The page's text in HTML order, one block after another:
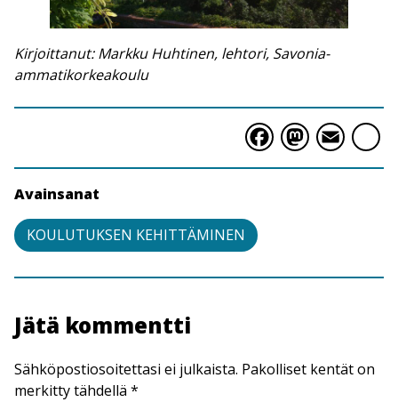
Kirjoittanut: Markku Huhtinen, lehtori, Savonia-
ammatikorkeakoulu
Facebook
Avainsanat
KOULUTUKSEN KEHITTÄMINEN
Jätä kommentti
Sähköpostiosoitettasi ei julkaista. Pakolliset kentät on
merkitty tähdellä *